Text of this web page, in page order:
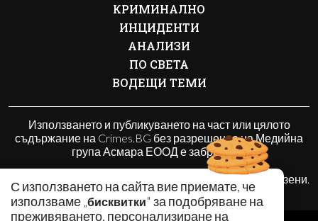
С използването на сайта вие приемате, че
използваме „бисквитки" за подобряване на
преживяването, персонализиране на
КРИМИНАЛНО
ИНЦИДЕНТИ
АНАЛИЗИ
ПО СВЕТА
ВОДЕЩИ ТЕМИ
Използването и публикуването на част или цялото
съдържание на Crimes.BG без разрешение на Медийна
група Асмара ЕООД е забранено.
© 2010 - 2026 | Crimes.BG. Всички права запазени.